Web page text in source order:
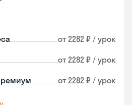
от 2282 ₽ / урок
от 2282 ₽ / урок
от 2282 ₽ / урок